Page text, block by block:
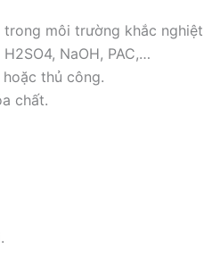
môi trường khắc
NaOH, PAC,…
thủ công.
chất.